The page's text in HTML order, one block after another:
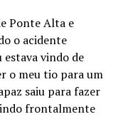
Ponte Alta e
o acidente
vindo de
o meu tio para um
saiu para fazer
frontalmente